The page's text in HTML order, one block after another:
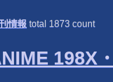
情報 total 1873 count
198X